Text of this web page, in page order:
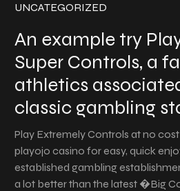
UNCATEGORIZED
An example try Play
Super Controls, a
athletics
classic gambling
Play Extremely Controls at no
playojo casino for easy, quick
established gambling
a lot better than the latest �Big